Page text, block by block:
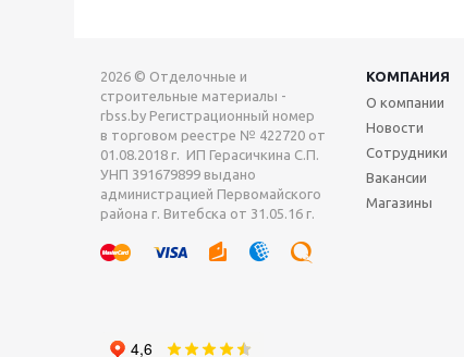
2026 © Отделочные и
строительные материалы -
rbss.by Регистрационный номер
в торговом реестре № 422720 от
01.08.2018 г. ИП Герасичкина С.П.
УНП 391679899 выдано
администрацией Первомайского
района г. Витебска от 31.05.16 г.
КОМПАНИЯ
О компании
Новости
Сотрудники
Вакансии
Магазины